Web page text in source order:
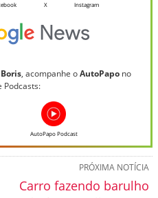
X Instagram
Boris, acompanhe oAutoPapo no
Podcasts:
AutoPapo Podcast
PRÓXIMA NOTÍCIA
Carro fazendo barulho